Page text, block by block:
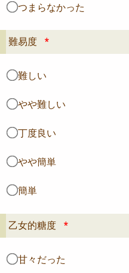
つまらなかった
難易度 *
難しい
やや難しい
丁度良い
やや簡単
簡単
乙女的糖度 *
甘々だった